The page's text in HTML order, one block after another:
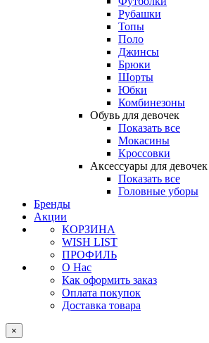
Рубашки
Топы
Поло
Джинсы
Брюки
Шорты
Юбки
Комбинезоны
Обувь для девочек
Показать все
Мокасины
Кроссовки
Аксессуары для девочек
Показать все
Головные уборы
Бренды
Акции
КОРЗИНА
WISH LIST
ПРОФИЛЬ
О Нас
Как оформить заказ
Оплата покупок
Доставка товара
×